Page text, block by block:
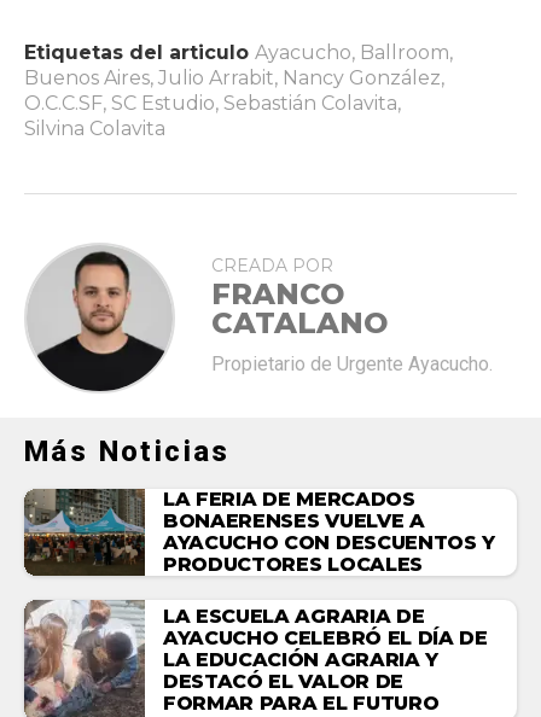
Etiquetas del articulo Ayacucho, Ballroom,
Buenos Aires, Julio Arrabit, Nancy González,
O.C.C.SF, SC Estudio, Sebastián Colavita,
Silvina Colavita
CREADA POR
FRANCO
CATALANO
Propietario de Urgente Ayacucho.
Más Noticias
LA FERIA DE MERCADOS
BONAERENSES VUELVE A
AYACUCHO CON DESCUENTOS Y
PRODUCTORES LOCALES
LA ESCUELA AGRARIA DE
AYACUCHO CELEBRÓ EL DÍA DE
LA EDUCACIÓN AGRARIA Y
DESTACÓ EL VALOR DE
FORMAR PARA EL FUTURO